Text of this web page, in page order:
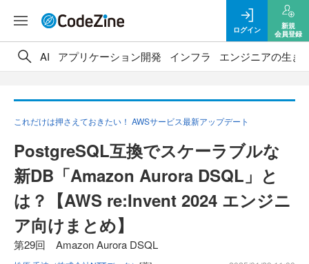
ログイン
新規
会員登録
AI アプリケーション開発 インフラ エンジニアの生き
これだけは押さえておきたい！ AWSサービス最新アップデート
PostgreSQL互換でスケーラブルな
新DB「Amazon Aurora DSQL」と
は？【AWS re:Invent 2024 エンジニ
ア向けまとめ】
第29回 Amazon Aurora DSQL